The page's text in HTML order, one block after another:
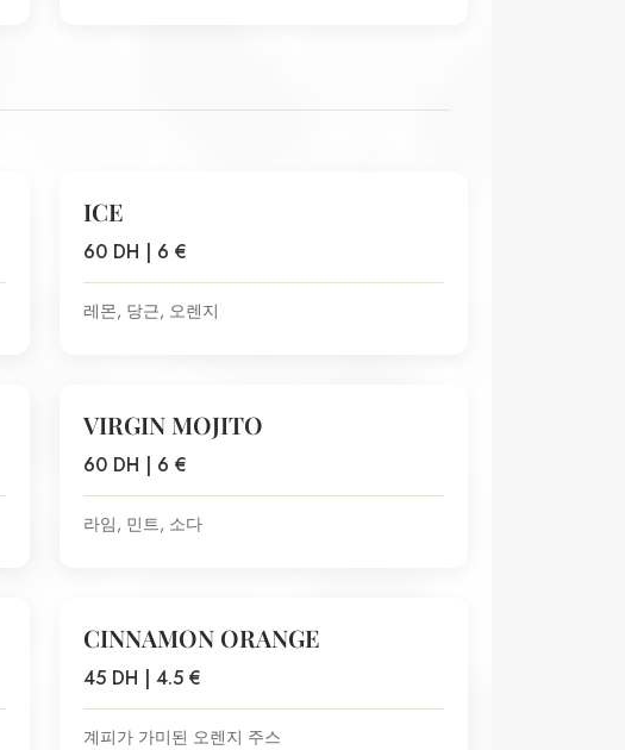
ICE
60 DH | 6 €
레몬, 당근, 오렌지
VIRGIN MOJITO
60 DH | 6 €
라임, 민트, 소다
CINNAMON ORANGE
45 DH | 4.5 €
계피가 가미된 오렌지 주스